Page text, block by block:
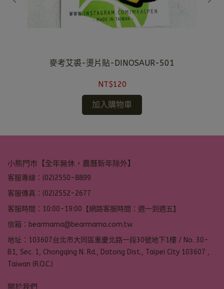
麥考艾裘-燙片貼-DINOSAUR-501
NT$120
加入購物車
小熊門市【全年無休，農曆新年除外】
客服專線：(02)2550-8899
客服傳真：(02)2552-2677
客服時間：10:00-19:00【網路客服時間：週一到週五】
信箱：bearmama@bearmama.com.tw
地址：103607台北市大同區重慶北路一段30號地下1樓 / No. 30-
B1, Sec. 1, Chongqing N. Rd., Datong Dist., Taipei City 103607 ,
Taiwan (R.O.C.)
關於我們